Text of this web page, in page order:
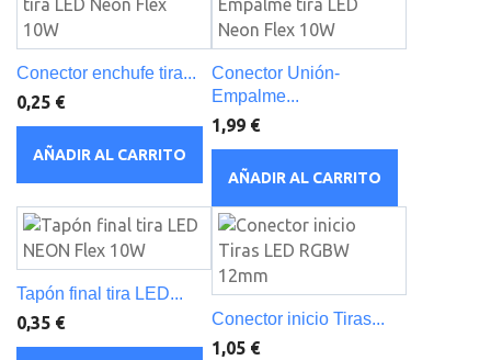
Conector enchufe tira...
0,25 €
AÑADIR AL CARRITO
Conector Unión-
Empalme...
1,99 €
AÑADIR AL CARRITO
Tapón final tira LED...
0,35 € Conector inicio Tiras...
1,05 €